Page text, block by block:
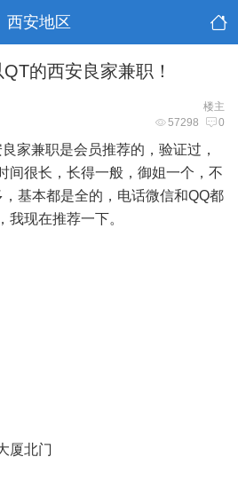
西安地区
的西安良家兼职！
楼主
57298 0
家兼职是会员推荐的，验证过，
间很长，长得一般，御姐一个，不
基本都是全的，电话微信和QQ都
我现在推荐一下。
厦北门